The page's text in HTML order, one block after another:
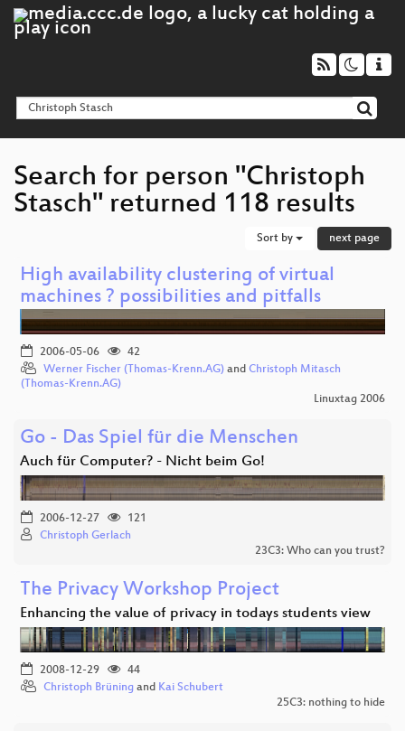
Search for person "Christoph
Stasch" returned 118 results
Sort by next page
High availability clustering of virtual
machines ? possibilities and pitfalls
2006-05-06
42
Werner Fischer (Thomas-Krenn.AG) and Christoph Mitasch
(Thomas-Krenn.AG)
Linuxtag 2006
Go - Das Spiel für die Menschen
Auch für Computer? - Nicht beim Go!
2006-12-27
121
Christoph Gerlach
23C3: Who can you trust?
The Privacy Workshop Project
Enhancing the value of privacy in todays students view
2008-12-29
44
Christoph Brüning and Kai Schubert
25C3: nothing to hide